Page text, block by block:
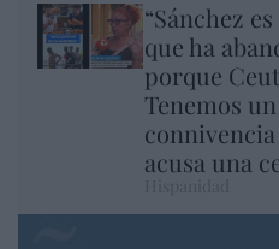
“Sánchez
que ha
porque
Tenemos
acusa una